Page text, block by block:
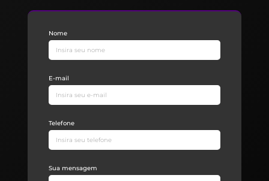
Nome
E-mail
Telefone
Sua mensagem